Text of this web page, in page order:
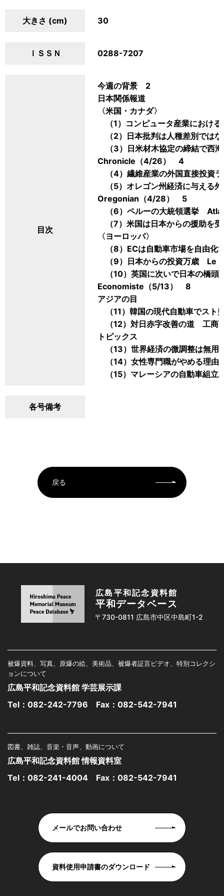
大きさ (cm) 30
ＩＳＳＮ 0288-7207
目次
今週の背景 2
日本関係報道
〈米国・カナダ〉
（1）コンピュータ産業におけ
（2）日本批判は人種差別で
（3）日米材木協定の締結で西
Chronicle（4/26） 4
（4）繊維産業の外国直接投
（5）オレゴン州経済に与える
Oregonian（4/28） 5
（6）ペルーの大統領選挙
（7）米国は日本からの援助
〈ヨーロッパ〉
（8）ECは自動車市場を自由
（9）日本からの投資万歳 Le
（10）英国に次いで日本の橋
Economiste（5/13） 8
アジアの目
（11）韓国の現代自動車でス
（12）対日赤字改善の道 工商
トピックス
（13）世界経済の微調整は無
（14）女性専門職がやめる理
（15）マレーシアの自動車組
各号備考
戻る
広島平和記念資料館
平和データベース
〒730-0811 広島市中区中島町1-2
被爆資料、写真、原爆の絵、美術品、被爆者証言ビデオ、特別コレクシ
ョンについて
広島平和記念資料館 学芸展示課
Tel： 082-242-7796 Fax：082-542-7941
図書、雑誌、音楽・音声、動画について
広島平和記念資料館 情報資料室
Tel： 082-241-4004 Fax：082-542-7941
メールでお問い合わせ
資料使用申請書のダウンロード